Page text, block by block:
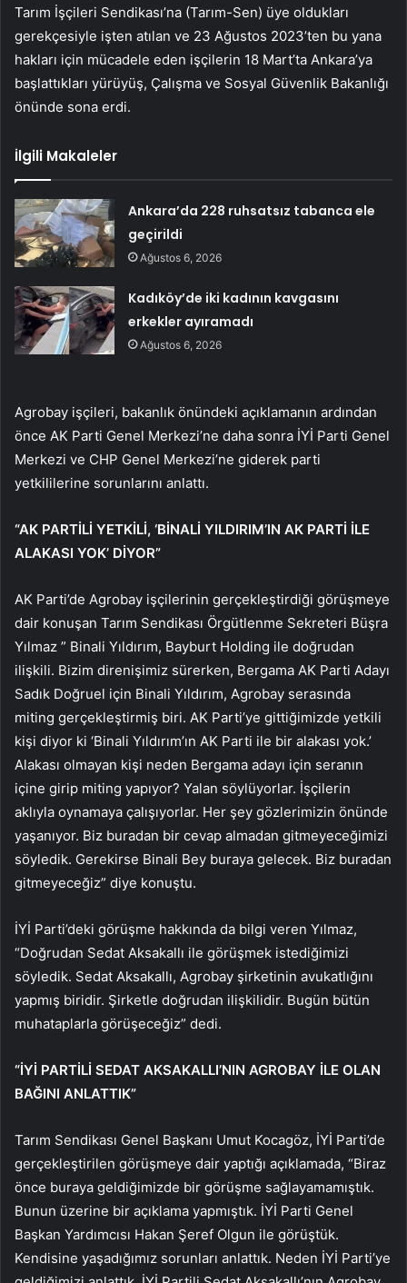
Tarım İşçileri Sendikası’na (Tarım-Sen) üye oldukları
gerekçesiyle işten atılan ve 23 Ağustos 2023’ten bu yana
hakları için mücadele eden işçilerin 18 Mart’ta Ankara’ya
başlattıkları yürüyüş, Çalışma ve Sosyal Güvenlik Bakanlığı
önünde sona erdi.
İlgili Makaleler
Ankara’da 228 ruhsatsız tabanca ele
geçirildi
Ağustos 6, 2026
Kadıköy’de iki kadının kavgasını
erkekler ayıramadı
Ağustos 6, 2026
Agrobay işçileri, bakanlık önündeki açıklamanın ardından
önce AK Parti Genel Merkezi’ne daha sonra İYİ Parti Genel
Merkezi ve CHP Genel Merkezi’ne giderek parti
yetkililerine sorunlarını anlattı.
“AK PARTİLİ YETKİLİ, ‘BİNALİ YILDIRIM’IN AK PARTİ İLE
ALAKASI YOK’ DİYOR”
AK Parti’de Agrobay işçilerinin gerçekleştirdiği görüşmeye
dair konuşan Tarım Sendikası Örgütlenme Sekreteri Büşra
Yılmaz ” Binali Yıldırım, Bayburt Holding ile doğrudan
ilişkili. Bizim direnişimiz sürerken, Bergama AK Parti Adayı
Sadık Doğruel için Binali Yıldırım, Agrobay serasında
miting gerçekleştirmiş biri. AK Parti’ye gittiğimizde yetkili
kişi diyor ki ‘Binali Yıldırım’ın AK Parti ile bir alakası yok.’
Alakası olmayan kişi neden Bergama adayı için seranın
içine girip miting yapıyor? Yalan söylüyorlar. İşçilerin
aklıyla oynamaya çalışıyorlar. Her şey gözlerimizin önünde
yaşanıyor. Biz buradan bir cevap almadan gitmeyeceğimizi
söyledik. Gerekirse Binali Bey buraya gelecek. Biz buradan
gitmeyeceğiz” diye konuştu.
İYİ Parti’deki görüşme hakkında da bilgi veren Yılmaz,
“Doğrudan Sedat Aksakallı ile görüşmek istediğimizi
söyledik. Sedat Aksakallı, Agrobay şirketinin avukatlığını
yapmış biridir. Şirketle doğrudan ilişkilidir. Bugün bütün
muhataplarla görüşeceğiz” dedi.
“İYİ PARTİLİ SEDAT AKSAKALLI’NIN AGROBAY İLE OLAN
BAĞINI ANLATTIK”
Tarım Sendikası Genel Başkanı Umut Kocagöz, İYİ Parti’de
gerçekleştirilen görüşmeye dair yaptığı açıklamada, “Biraz
önce buraya geldiğimizde bir görüşme sağlayamamıştık.
Bunun üzerine bir açıklama yapmıştık. İYİ Parti Genel
Başkan Yardımcısı Hakan Şeref Olgun ile görüştük.
Kendisine yaşadığımız sorunları anlattık. Neden İYİ Parti’ye